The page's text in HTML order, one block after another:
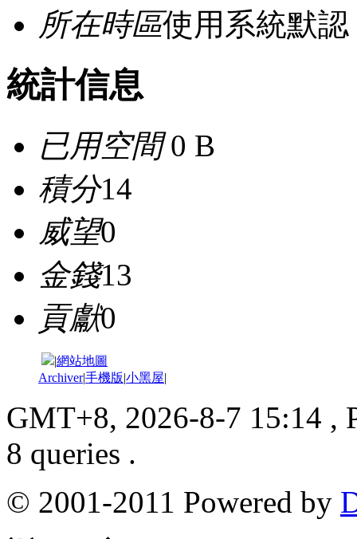
所在時區使用系統默認
統計信息
已用空間0 B
積分14
威望0
金錢13
貢獻0
|網站地圖
Archiver|手機版|小黑屋|
GMT+8, 2026-8-7 15:14 ,
8 queries .
© 2001-2011 Powered by